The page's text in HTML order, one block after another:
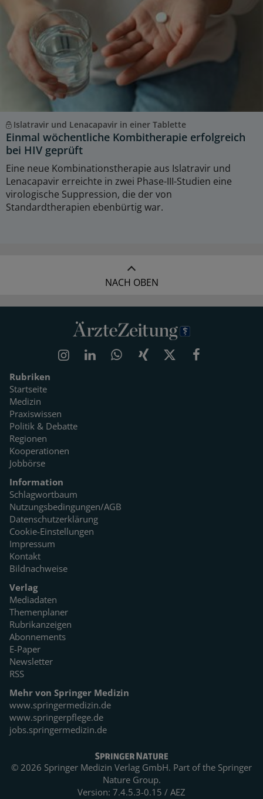
Islatravir und Lenacapavir in einer Tablette
Einmal wöchentliche Kombitherapie erfolgreich
bei HIV geprüft
Eine neue Kombinationstherapie aus Islatravir und
Lenacapavir erreichte in zwei Phase-III-Studien eine
virologische Suppression, die der von
Standardtherapien ebenbürtig war.
NACH OBEN
Rubriken
Startseite
Medizin
Praxiswissen
Politik & Debatte
Regionen
Kooperationen
Jobbörse
Information
Schlagwortbaum
Nutzungsbedingungen/AGB
Datenschutzerklärung
Cookie-Einstellungen
Impressum
Kontakt
Bildnachweise
Verlag
Mediadaten
Themenplaner
Rubrikanzeigen
Abonnements
E-Paper
Newsletter
RSS
Mehr von Springer Medizin
www.springermedizin.de
www.springerpflege.de
jobs.springermedizin.de
© 2026 Springer Medizin Verlag GmbH. Part of the Springer
Nature Group.
Version: 7.4.5.3-0.15 / AEZ